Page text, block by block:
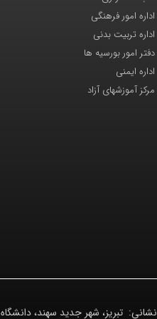
اداره امور فرهنگی
اداره تربیت بدنی
دفتر امور بورسیه ها
اداره ایمنی
مرکز آموزشهای آزاد
نشانی: تبریز، شهر جدید سهند،